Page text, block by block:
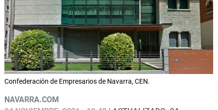
Confederación de Empresarios de Navarra, CEN.
NAVARRA.COM